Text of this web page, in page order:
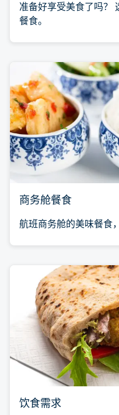
准备好享受美食了吗？
餐食。
商务舱餐食
航班商务舱的美味餐食
饮食需求